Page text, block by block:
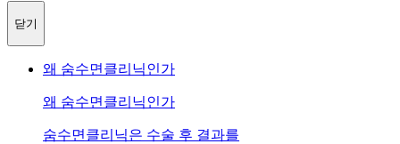
닫기
왜 숨수면클리닉인가
왜 숨수면클리닉인가
숨수면클리닉은 수술 후 결과를